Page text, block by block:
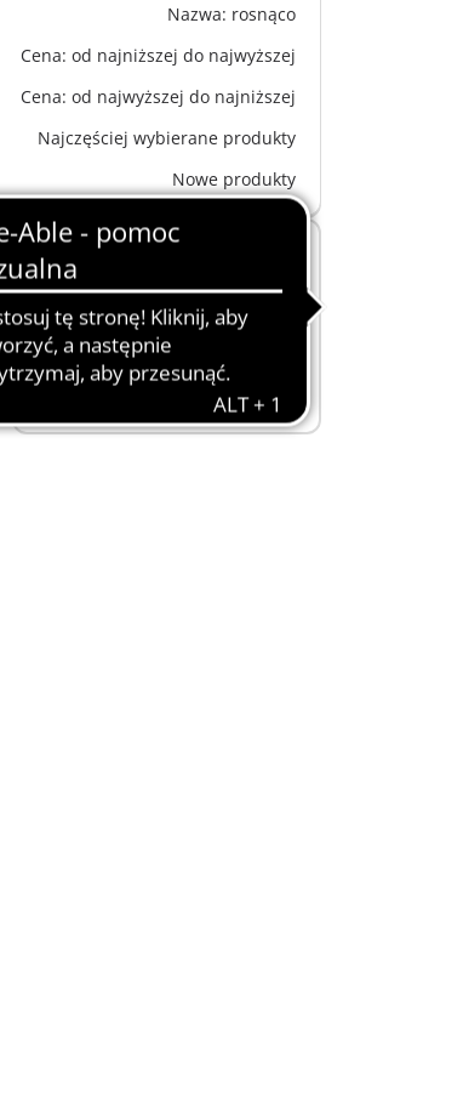
Nazwa: rosnąco
Cena: od najniższej do najwyższej
Cena: od najwyższej do najniższej
Najczęściej wybierane produkty
Nowe produkty
9117 - Autobus szkolny FunPark
189,99 zł -25%
142,49 zł
Dodaj do koszyka
BESTSELLER L
70983 - Autobus szkolny
189,99 zł -25%
142,49 zł
Dodaj do koszyka